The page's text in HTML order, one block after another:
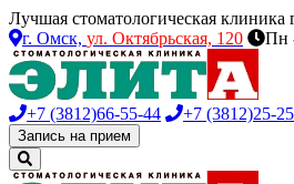
Лучшая стоматологическая клиника
г. Омск, ул. Октябрьская, 120 Пн
+7 (3812)66-55-44 +7 (3812)25-
Запись на прием